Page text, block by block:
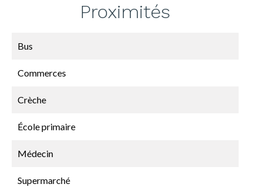
Proximités
Bus
Commerces
Crèche
École primaire
Médecin
Supermarché